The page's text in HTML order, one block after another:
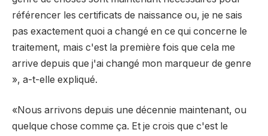
référencer les certificats de naissance ou, je ne sais
pas exactement quoi a changé en ce qui concerne le
traitement, mais c'est la première fois que cela me
arrive depuis que j'ai changé mon marqueur de genre
», a-t-elle expliqué.
«Nous arrivons depuis une décennie maintenant, ou
quelque chose comme ça. Et je crois que c'est le